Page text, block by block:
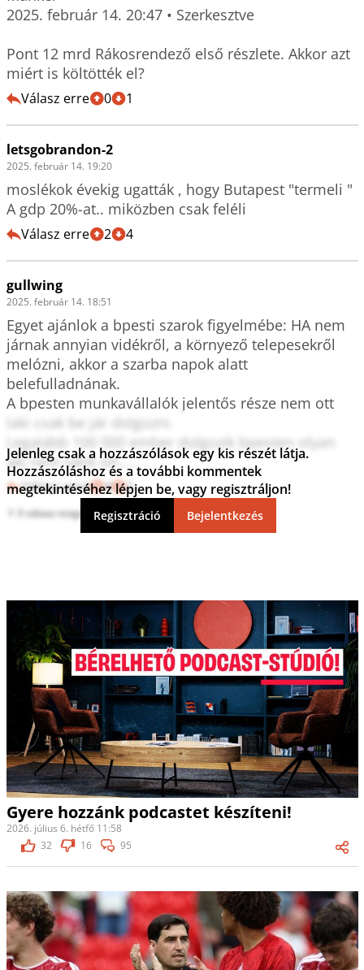
2025. február 14. 20:47 • Szerkesztve
Pont 12 mrd Rákosrendező első részlete. Akkor azt
miért is költötték el?
Válasz erre 0 1
letsgobrandon-2
2025. február 14. 19:20
moslékok évekig ugatták , hogy Butapest "termeli "
A gdp 20%-at.. miközben csak feléli
Válasz erre 2 4
gullwing
2025. február 14. 18:51
Egyet ajánlok a bpesti szarok figyelmébe: HA nem
járnak annyian vidékről, a környező telepesekről
melózni, akkor a szarba napok alatt
belefulladnának.
A bpesten munkavállalók jelentős része nem ott
laki csak be jár dolgozni.
Legalább 100 000 ember dolgozik bpesten olyan
aki nem lakik ott.....
Válasz erre 4 2
3 válasz megtekintése
Jelenleg csak a hozzászólások egy kis részét látja.
Hozzászóláshoz és a további kommentek
megtekintéséhez lépjen be, vagy regisztráljon!
Regisztráció Bejelentkezés
Gyere hozzánk podcastet készíteni!
2026. július 6. hétfő 11:58
32
16 95